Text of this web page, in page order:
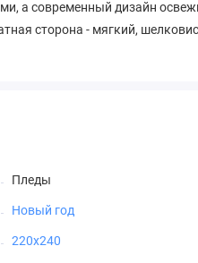
а современный дизайн
сторона - мягкий,
Пледы
Новый год
220х240